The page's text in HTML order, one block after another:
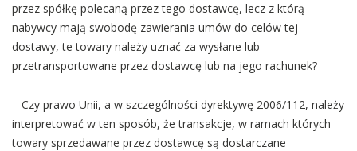
przez spółkę polecaną przez tego dostawcę, lecz z którą
nabywcy mają swobodę zawierania umów do celów tej
dostawy, te towary należy uznać za wysłane lub
przetransportowane przez dostawcę lub na jego rachunek?
– Czy prawo Unii, a w szczególności dyrektywę 2006/112, należy
interpretować w ten sposób, że transakcje, w ramach których
towary sprzedawane przez dostawcę są dostarczane